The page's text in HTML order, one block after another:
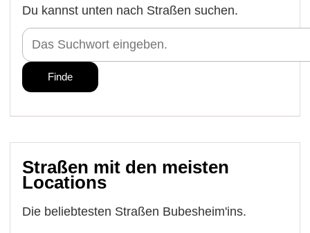
Du kannst unten nach Straßen suchen.
Straßen mit den meisten
Locations
Die beliebtesten Straßen Bubesheim'ins.